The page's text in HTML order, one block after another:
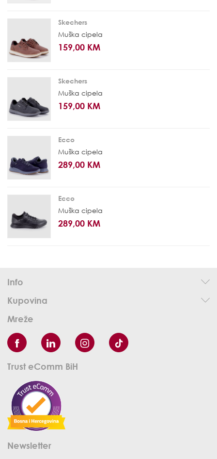
Skechers
Muška cipela
159,00 KM
Skechers
Muška cipela
159,00 KM
Ecco
Muška cipela
289,00 KM
Ecco
Muška cipela
289,00 KM
Info
Kupovina
Mreže
Trust eComm BiH
Newsletter